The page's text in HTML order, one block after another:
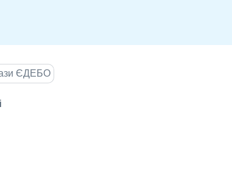
ЄДЕБО